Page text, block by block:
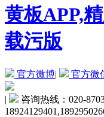
黄板APP,
载污版
官方微博| 官方微
|
咨询热线：020-